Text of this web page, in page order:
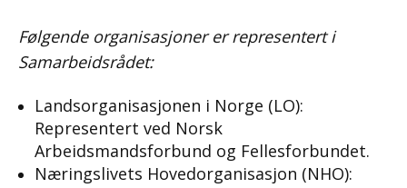
Følgende organisasjoner er representert i
Samarbeidsrådet:
Landsorganisasjonen i Norge (LO):
Representert ved Norsk
Arbeidsmandsforbund og Fellesforbundet.
Næringslivets Hovedorganisasjon (NHO):